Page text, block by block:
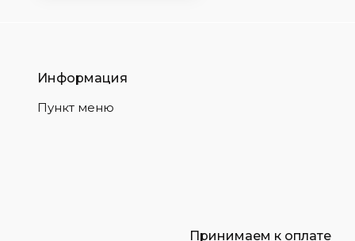
Информация
Пункт меню
Принимаем к оплате